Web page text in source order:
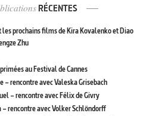
RÉCENTES
les prochains films de Kira Kovalenko et Diao
Zhu
au Festival de Cannes
– rencontre avec Valeska Grisebach
– rencontre avec Félix de Givry
– rencontre avec Volker Schlöndorff